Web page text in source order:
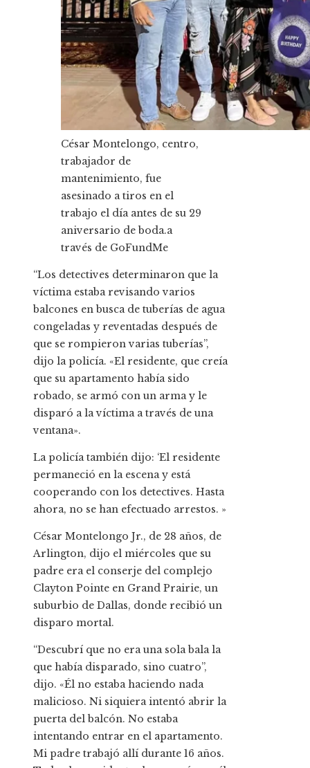
César Montelongo, centro,
trabajador de
mantenimiento, fue
asesinado a tiros en el
trabajo el día antes de su 29
aniversario de boda.a
través de GoFundMe
“Los detectives determinaron que la
víctima estaba revisando varios
balcones en busca de tuberías de agua
congeladas y reventadas después de
que se rompieron varias tuberías”,
dijo la policía. «El residente, que creía
que su apartamento había sido
robado, se armó con un arma y le
disparó a la víctima a través de una
ventana».
La policía también dijo: ‘El residente
permaneció en la escena y está
cooperando con los detectives. Hasta
ahora, no se han efectuado arrestos. »
César Montelongo Jr., de 28 años, de
Arlington, dijo el miércoles que su
padre era el conserje del complejo
Clayton Pointe en Grand Prairie, un
suburbio de Dallas, donde recibió un
disparo mortal.
“Descubrí que no era una sola bala la
que había disparado, sino cuatro”,
dijo. «Él no estaba haciendo nada
malicioso. Ni siquiera intentó abrir la
puerta del balcón. No estaba
intentando entrar en el apartamento.
Mi padre trabajó allí durante 16 años.